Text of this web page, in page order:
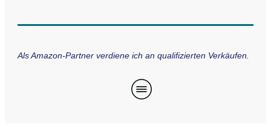
Als Amazon-Partner verdiene ich an qualifizierten Verkäufen.